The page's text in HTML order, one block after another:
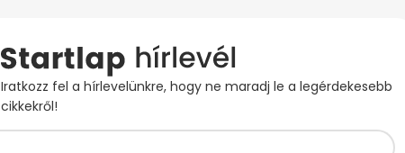
Iratkozz fel a hírlevelünkre, hogy ne maradj le a legérdekesebb
cikkekről!